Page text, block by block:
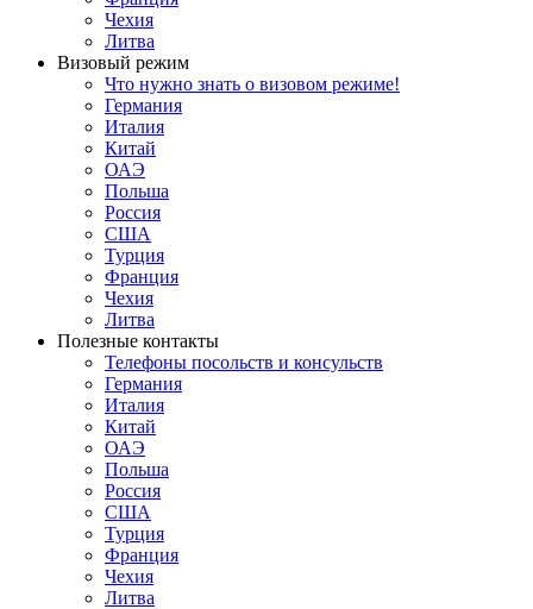
Чехия
Литва
Визовый режим
Что нужно знать о визовом режиме!
Германия
Италия
Китай
ОАЭ
Польша
Россия
США
Турция
Франция
Чехия
Литва
Полезные контакты
Телефоны посольств и консульств
Германия
Италия
Китай
ОАЭ
Польша
Россия
США
Турция
Франция
Чехия
Литва